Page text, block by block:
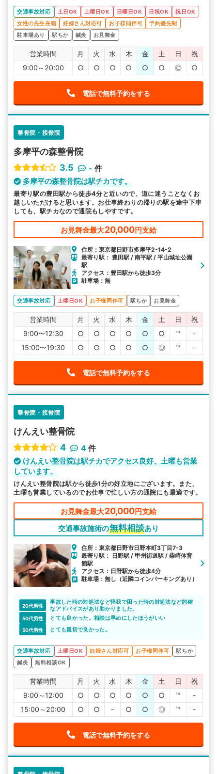
交通事故対応 土日OK 土曜日OK 日曜日OK 日祝OK
祝日OK
女性の先生在籍
妊婦さん対応可 お子様同伴可
予約優先制
駐車場あり
駅ちか 鍼灸 お見舞金
営業時間 月 火 水 木 金 土 日
祝
9:00～20:00
○ ○ ○ ○ ○ ○ ◎ ○
電話で無料予約をする
整骨院・接骨院
多摩平の森整骨院
3.5
- 件
多摩平の森整骨院は駅チカです。
最寄り駅の豊田駅から徒歩4分と近いので、道に迷うことなくお
越しいただけると思います。お仕事終わりの帰りの駅を途中下車
しても、駅チカなので通院もしやすです。
お見舞金最大20,000円支給
住所：東京都日野市多摩平2-14-2
最寄り駅： 豊田駅 / 南平駅 / 平山城址公園
駅
アクセス：豊田駅から徒歩3分
駐車場：無
交通事故対応 土曜日OK お子様同伴可 駅ちか お見舞金
営業時間 月 火 水 木 金 土 日
祝
9:00〜12:30
○ ○ ○ ○ ○ ○ ℡
-
15:00〜19:30
○ ○ ○ ○ ○ ◎ ℡ -
電話で無料予約をする
整骨院・接骨院
けんえい整骨院
4
4 件
けんえい整骨院は駅チカでアクセス良好、土曜も営業
しています。
けんえい整骨院は駅から徒歩1分の好立地にございます。また、
土曜も営業しているのでお仕事で忙しい方の通院にも最適です。
お見舞金最大20,000円支給
交通事故施術の無料相談あり
住所：東京都日野市日野本町3丁目7-3
最寄り駅： 日野駅 / 甲州街道駅 / 柴崎体育
館駅
アクセス：日野駅から徒歩4分
駐車場：無し（近隣コインパーキングあり）
20代男性
事故した時の対処法など怪我で困った時の対処法など的確
なアドバイスがあり助かりました。
50代男性 とても良かった。相談は早めにしたほうがいい
50代男性 とても親切で良かった。
交通事故対応 土曜日OK 妊婦さん対応可 お子様同伴可
駅ちか
鍼灸
無料相談OK
営業時間 月 火 水 木 金 土 日
祝
9:00～12:00
○ ○ ○ ○ ○ ○ ℡
-
15:00～20:00
○ ○ - ○ ○ ◎ ℡ -
電話で無料予約をする